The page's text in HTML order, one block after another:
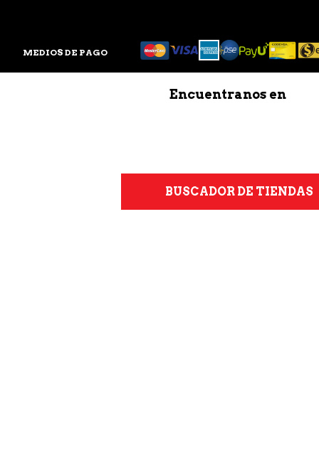
Encuentranos en
BUSCADOR DE TIENDAS
MEDIOS DE PAGO